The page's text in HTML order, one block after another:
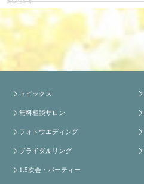
トピックス
無料相談サロン
フォトウエディング
ブライダルリング
1.5次会・パーティー